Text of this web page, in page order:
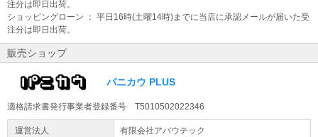
注分は即日出荷。
ショッピングローン ： 平日16時(土曜14時)までに当店に承認メールが届いた受
注分は即日出荷。
販売ショップ
パニカウ PLUS
適格請求書発行事業者登録番号 T5010502022346
運営法人 有限会社アバウテック